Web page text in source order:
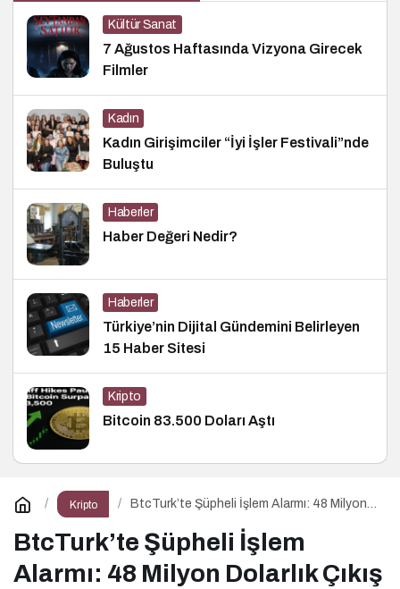
Kültür Sanat
7 Ağustos Haftasında Vizyona Girecek
Filmler
Kadın
Kadın Girişimciler “İyi İşler Festivali”nde
Buluştu
Haberler
Haber Değeri Nedir?
Haberler
Türkiye’nin Dijital Gündemini Belirleyen
15 Haber Sitesi
Kripto
Bitcoin 83.500 Doları Aştı
Kripto
BtcTurk’te Şüpheli İşlem Alarmı: 48 Milyon
BtcTurk’te Şüpheli İşlem
Alarmı: 48 Milyon Dolarlık Çıkış